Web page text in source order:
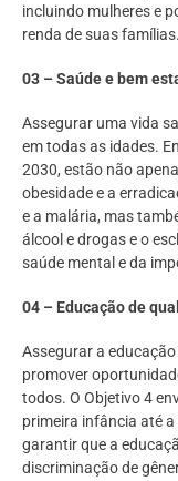
incluindo mulheres e
renda de suas famílias.
03 – Saúde e bem
Assegurar uma vida
em todas as idades.
2030, estão não
obesidade e a
e a malária, mas
álcool e drogas e o
saúde mental e da
04 – Educação de
Assegurar a
promover
todos. O Objetivo 4
primeira infância até
garantir que a
discriminação de